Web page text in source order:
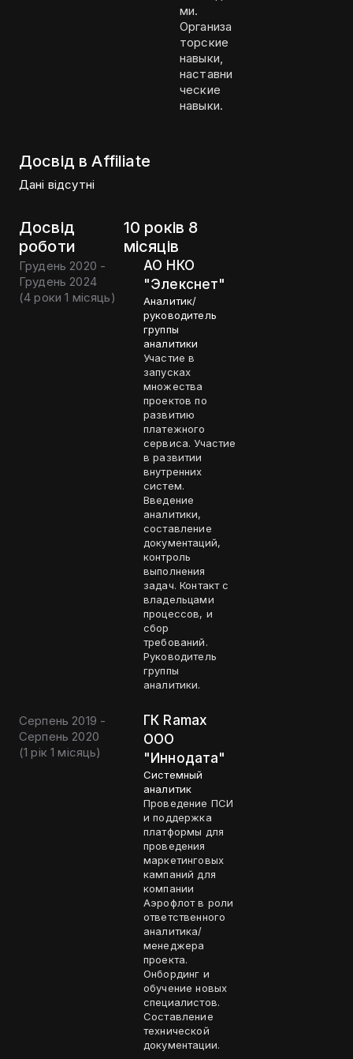
ми.
Организа
торские
навыки,
наставни
ческие
навыки.
Досвід в Affiliate
Дані відсутні
Досвід
роботи
10 років 8
місяців
Грудень 2020 -
Грудень 2024
(4 роки 1 місяць)
АО НКО
"Элекснет"
Аналитик/
руководитель
группы
аналитики
Участие в
запусках
множества
проектов по
развитию
платежного
сервиса. Участие
в развитии
внутренних
систем.
Введение
аналитики,
составление
документаций,
контроль
выполнения
задач. Контакт с
владельцами
процессов, и
сбор
требований.
Руководитель
группы
аналитики.
Серпень 2019 -
Серпень 2020
(1 рік 1 місяць)
ГК Ramax
OOO
"Иннодата"
Системный
аналитик
Проведение ПСИ
и поддержка
платформы для
проведения
маркетинговых
кампаний для
компании
Аэрофлот в роли
ответственного
аналитика/
менеджера
проекта.
Онбординг и
обучение новых
специалистов.
Составление
технической
документации.